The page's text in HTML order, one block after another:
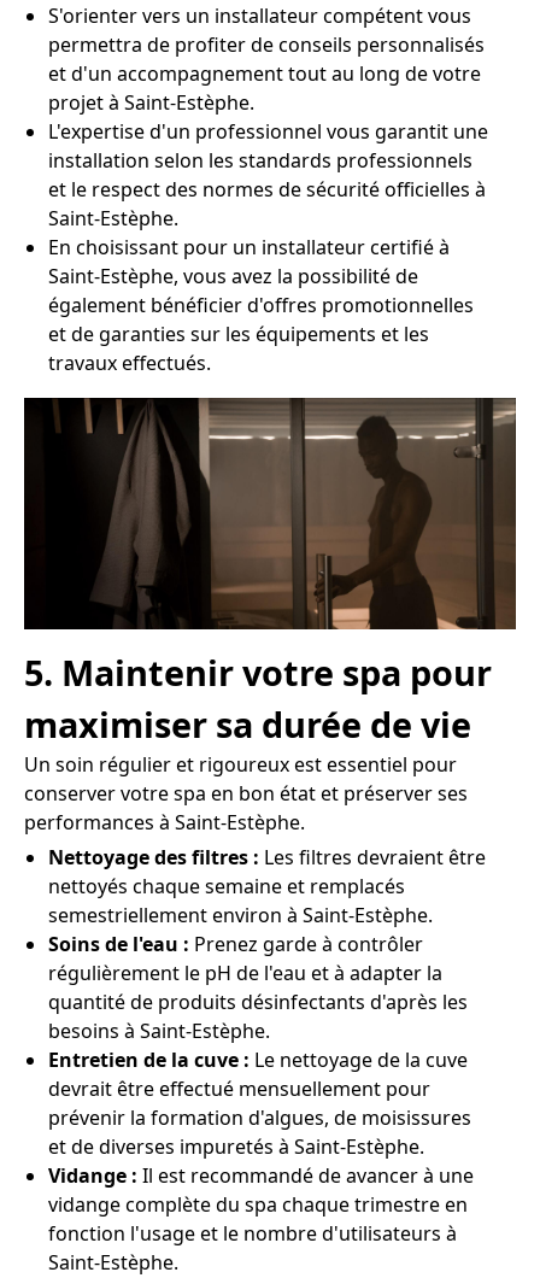
S'orienter vers un installateur compétent vous
permettra de profiter de conseils personnalisés
et d'un accompagnement tout au long de votre
projet à Saint-Estèphe.
L'expertise d'un professionnel vous garantit une
installation selon les standards professionnels
et le respect des normes de sécurité officielles à
Saint-Estèphe.
En choisissant pour un installateur certifié à
Saint-Estèphe, vous avez la possibilité de
également bénéficier d'offres promotionnelles
et de garanties sur les équipements et les
travaux effectués.
5. Maintenir votre spa pour
maximiser sa durée de vie
Un soin régulier et rigoureux est essentiel pour
conserver votre spa en bon état et préserver ses
performances à Saint-Estèphe.
Nettoyage des filtres : Les filtres devraient être
nettoyés chaque semaine et remplacés
semestriellement environ à Saint-Estèphe.
Soins de l'eau : Prenez garde à contrôler
régulièrement le pH de l'eau et à adapter la
quantité de produits désinfectants d'après les
besoins à Saint-Estèphe.
Entretien de la cuve : Le nettoyage de la cuve
devrait être effectué mensuellement pour
prévenir la formation d'algues, de moisissures
et de diverses impuretés à Saint-Estèphe.
Vidange : Il est recommandé de avancer à une
vidange complète du spa chaque trimestre en
fonction l'usage et le nombre d'utilisateurs à
Saint-Estèphe.